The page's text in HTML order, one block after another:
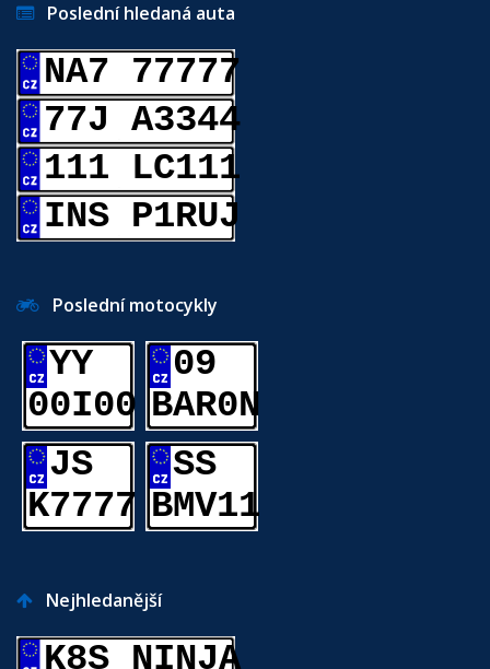
Poslední hledaná auta
NA7 77777
77J A3344
111 LC111
INS P1RUJ
Poslední motocykly
YY
00I00
09
BAR0N
JS
K7777
SS
BMV11
Nejhledanější
K8S NINJA